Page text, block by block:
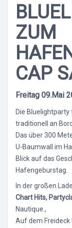
ZUM
CAP
Freitag 09.Mai
Die
traditionell an
Das über 300
U-Baumwall im
Blick auf das
Hafengeburstag.
In der großen
Chart Hits,
Nautique.,
Auf dem Freideck